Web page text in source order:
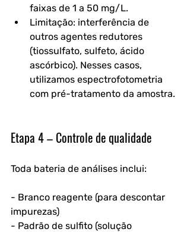
faixas de 1 a 50 mg/L.
Limitação: interferência de
outros agentes redutores
(tiossulfato, sulfeto, ácido
ascórbico). Nesses casos,
utilizamos espectrofotometria
com pré-tratamento da amostra.
Etapa 4 – Controle de qualidade
Toda bateria de análises inclui:
- Branco reagente (para descontar
impurezas)
- Padrão de sulfito (solução